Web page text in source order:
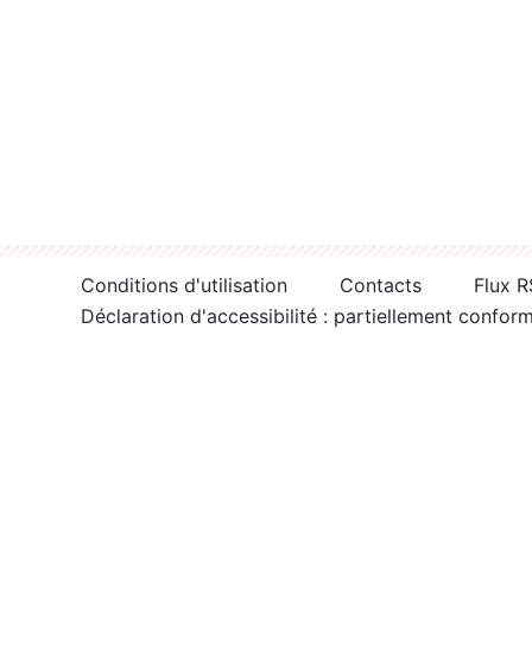
Conditions d'utilisation Contacts
Flux
Déclaration d'accessibilité : partiellement